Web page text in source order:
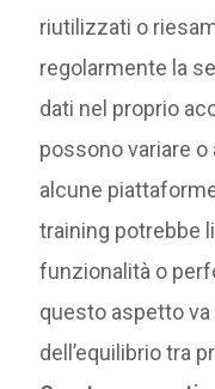
riutilizzati o
regolarmente la
dati nel proprio
possono variare
alcune
training potrebbe
funzionalità o
questo aspetto
dell’equilibrio tra